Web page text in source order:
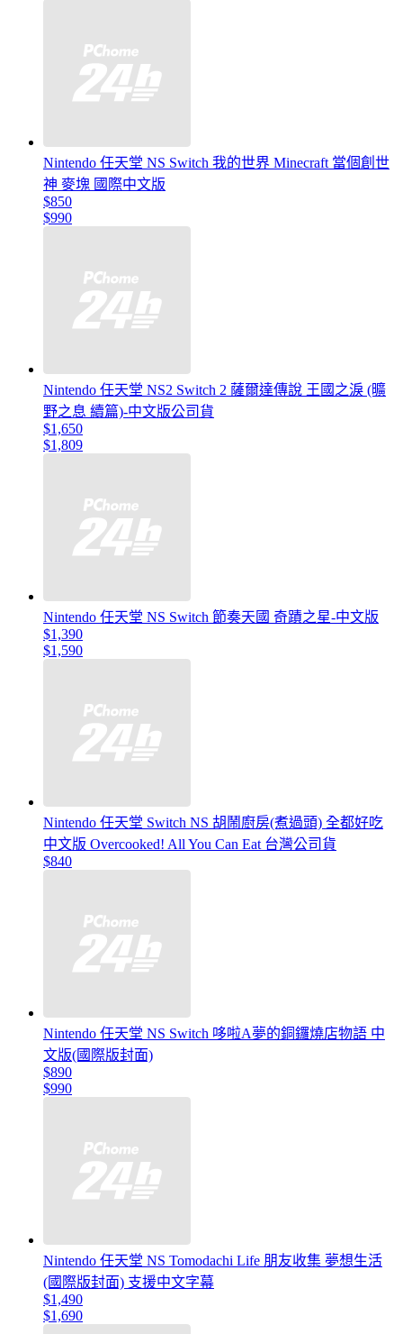
Nintendo 任天堂 NS Switch 我的世界 Minecraft 當個創世
神 麥塊 國際中文版
$850
$990
Nintendo 任天堂 NS2 Switch 2 薩爾達傳說 王國之淚 (曠
野之息 續篇)-中文版公司貨
$1,650
$1,809
Nintendo 任天堂 NS Switch 節奏天國 奇蹟之星-中文版
$1,390
$1,590
Nintendo 任天堂 Switch NS 胡鬧廚房(煮過頭) 全都好吃
中文版 Overcooked! All You Can Eat 台灣公司貨
$840
Nintendo 任天堂 NS Switch 哆啦A夢的銅鑼燒店物語 中
文版(國際版封面)
$890
$990
Nintendo 任天堂 NS Tomodachi Life 朋友收集 夢想生活
(國際版封面) 支援中文字幕
$1,490
$1,690